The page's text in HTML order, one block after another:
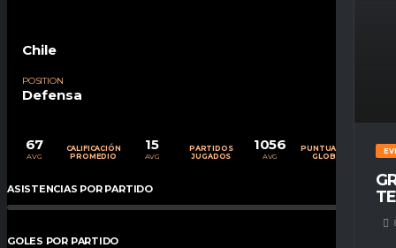
Chile
POSITION
Defensa
67
AVG
CALIFICACIÓN
PROMEDIO
15
AVG
PARTIDOS
JUGADOS
1056
AVG
PUNTUACIÓN
GLOBAL
ASISTENCIAS POR PARTIDO 0%
GOLES POR PARTIDO